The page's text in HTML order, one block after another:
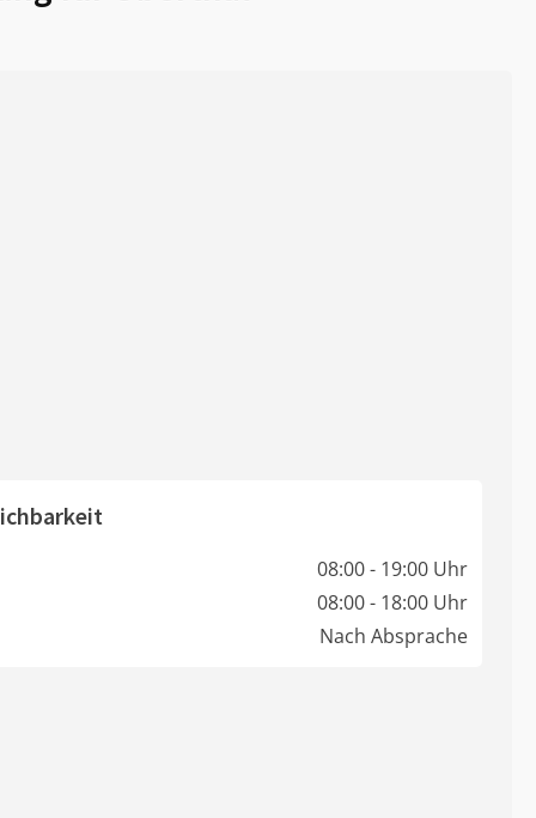
08:00 - 19:00 Uhr
08:00 - 18:00 Uhr
Nach Absprache